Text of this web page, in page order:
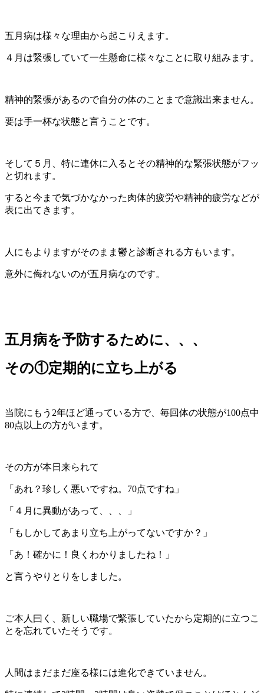
五月病は様々な理由から起こりえます。
４月は緊張していて一生懸命に様々なことに取り組みます。
精神的緊張があるので自分の体のことまで意識出来ません。
要は手一杯な状態と言うことです。
そして５月、特に連休に入るとその精神的な緊張状態がフッ
と切れます。
すると今まで気づかなかった肉体的疲労や精神的疲労などが
表に出てきます。
人にもよりますがそのまま鬱と診断される方もいます。
意外に侮れないのが五月病なのです。
五月病を予防するために、、、
その①定期的に立ち上がる
当院にもう2年ほど通っている方で、毎回体の状態が100点中
80点以上の方がいます。
その方が本日来られて
「あれ？珍しく悪いですね。70点ですね」
「４月に異動があって、、、」
「もしかしてあまり立ち上がってないですか？」
「あ！確かに！良くわかりましたね！」
と言うやりとりをしました。
ご本人曰く、新しい職場で緊張していたから定期的に立つこ
とを忘れていたそうです。
人間はまだまだ座る様には進化できていません。